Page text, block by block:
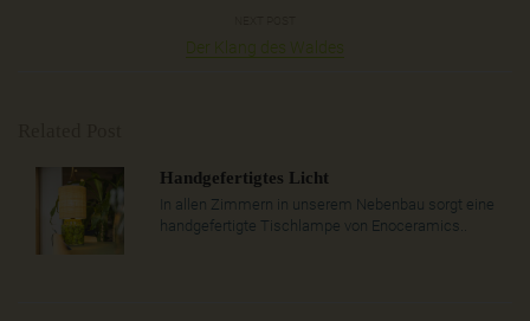
Der Klang des Waldes
Handgefertigtes Licht
In allen Zimmern in unserem Nebenbau sorgt eine
handgefertigte Tischlampe von Enoceramics..